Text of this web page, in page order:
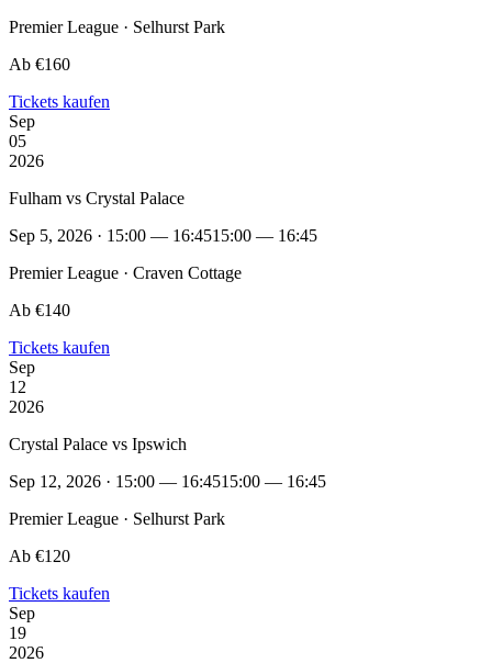
Premier League · Selhurst Park
Ab €160
Tickets kaufen
Sep
05
2026
Fulham vs Crystal Palace
Sep 5, 2026 · 15:00 — 16:4515:00 — 16:45
Premier League · Craven Cottage
Ab €140
Tickets kaufen
Sep
12
2026
Crystal Palace vs Ipswich
Sep 12, 2026 · 15:00 — 16:4515:00 — 16:45
Premier League · Selhurst Park
Ab €120
Tickets kaufen
Sep
19
2026